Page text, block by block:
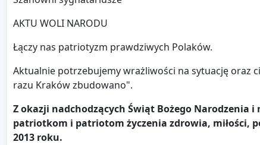
AKTU WOLI NARODU
Łączy nas patriotyzm prawdziwych Polaków.
Aktualnie potrzebujemy wrażliwości na sytuację oraz
razu Kraków zbudowano".
Z okazji nadchodzących Świąt Bożego Narodzenia
patriotkom i patriotom życzenia zdrowia, miłości,
2013 roku.